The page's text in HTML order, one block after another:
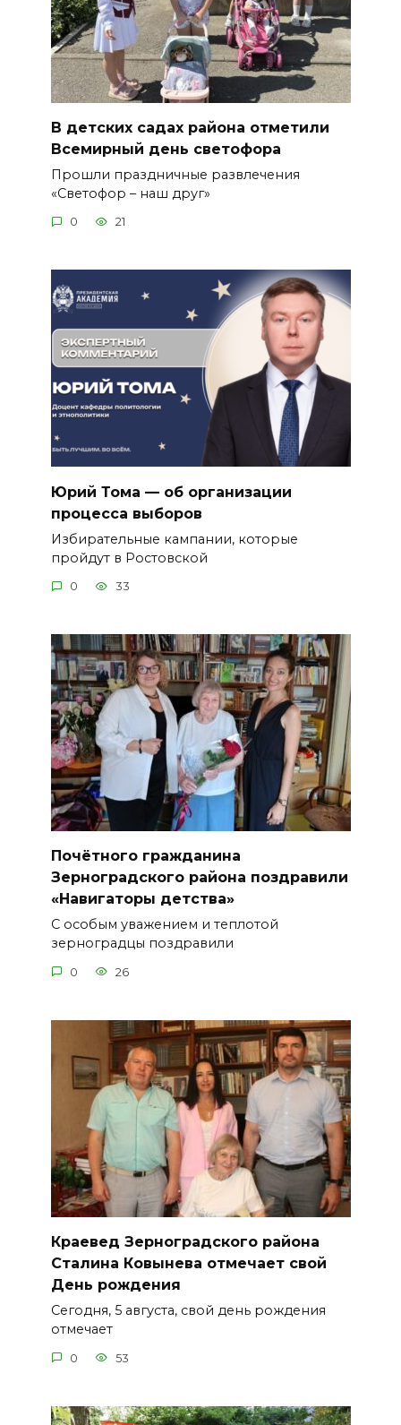
В детских садах района отметили
Всемирный день светофора
Прошли праздничные развлечения
«Светофор – наш друг»
0 21
Юрий Тома — об организации
процесса выборов
Избирательные кампании, которые
пройдут в Ростовской
0 33
Почётного гражданина
Зерноградского района поздравили
«Навигаторы детства»
С особым уважением и теплотой
зерноградцы поздравили
0 26
Краевед Зерноградского района
Сталина Ковынева отмечает свой
День рождения
Сегодня, 5 августа, свой день рождения
отмечает
0 53